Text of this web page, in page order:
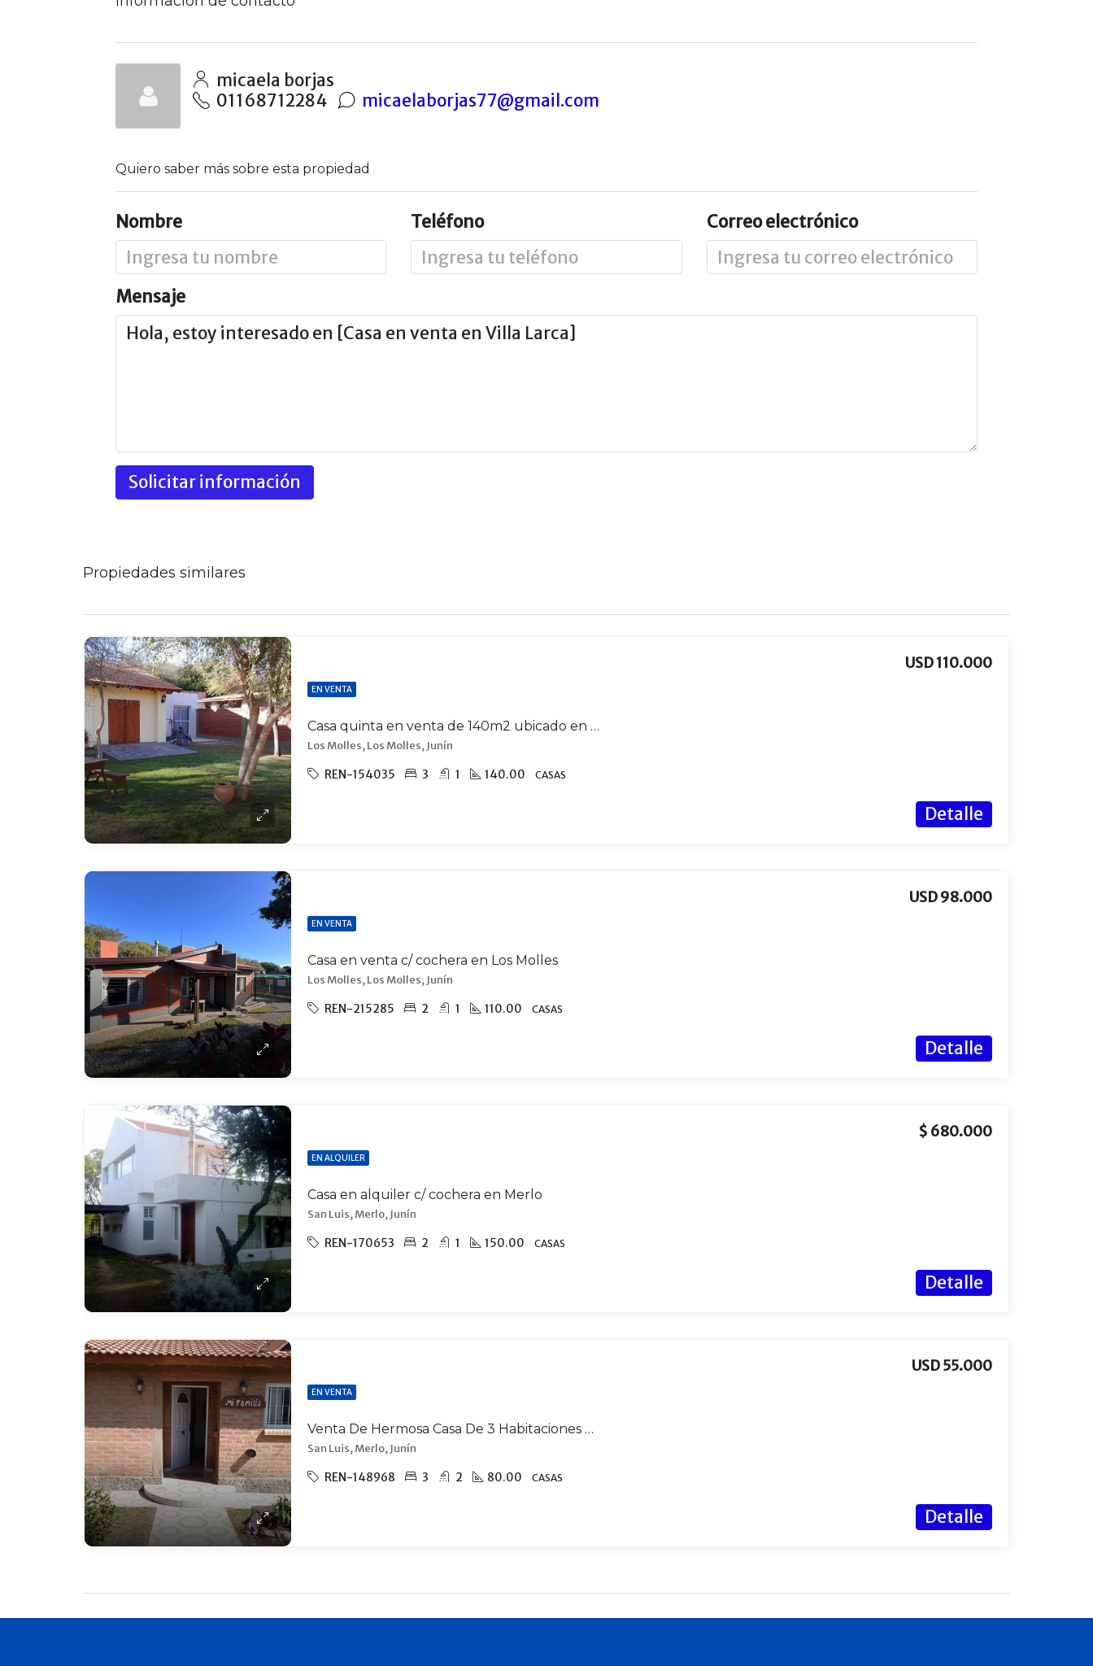
micaela borjas
01168712284
micaelaborjas77@gmail.com
Quiero saber más sobre esta propiedad
Nombre Teléfono Correo electrónico
Mensaje
Solicitar información
Propiedades similares
EN VENTA
Casa quinta en venta de 140m2 ubicado en Los Molles
USD 110.000
Los Molles, Los Molles, Junín
REN-154035 3 1 140.00 CASAS
Detalle
EN VENTA
Casa en venta c/ cochera en Los Molles
USD 98.000
Los Molles, Los Molles, Junín
REN-215285 2 1 110.00 CASAS
Detalle
EN ALQUILER
Casa en alquiler c/ cochera en Merlo
$ 680.000
San Luis, Merlo, Junín
REN-170653 2 1 150.00 CASAS
Detalle
EN VENTA
Venta De Hermosa Casa De 3 Habitaciones En Merlo, A 8 Cuadras Del Centro.
USD 55.000
San Luis, Merlo, Junín
REN-148968 3 2 80.00 CASAS
Detalle